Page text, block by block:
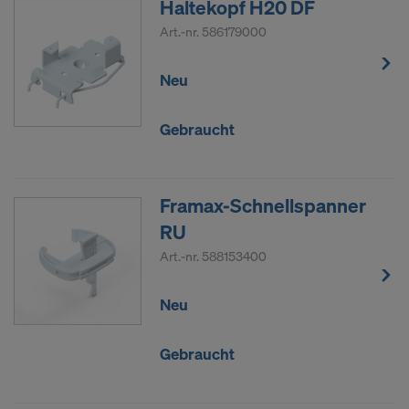
Haltekopf H20 DF
Art.-nr. 586179000
Neu
Gebraucht
Framax-Schnellspanner
RU
Art.-nr. 588153400
Neu
Gebraucht